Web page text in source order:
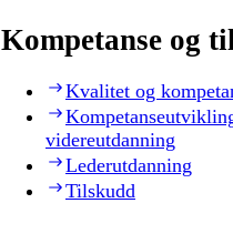
Kompetanse og
Kvalitet og
videreutdanning
Lederutdanning
Tilskudd